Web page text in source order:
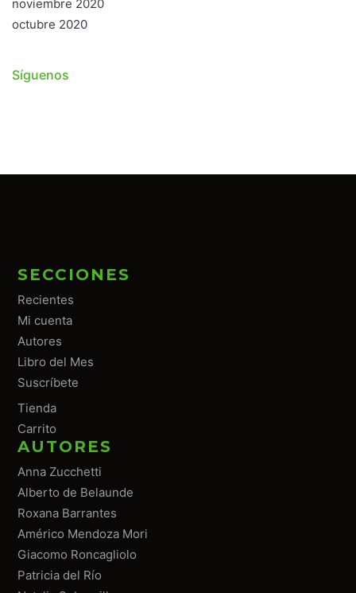
noviembre 2020
octubre 2020
Síguenos
SECCIONES
Recientes
Mi cuenta
Autores
Libro del Mes
Suscríbete
Tienda
Carrito
AUTORES
Anna Zucchetti
Alberto de Belaunde
Roxana Barrantes
Américo Mendoza Mori
Giacomo Roncagliolo
Patricia del Río